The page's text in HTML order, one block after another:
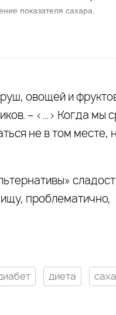
показателя сахара.
овощей и
– <…> Когда мы
не в том месте,
проблематично,
диета